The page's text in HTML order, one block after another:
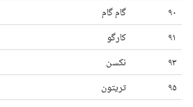
۹۰ گام گام
۹۱ کارگو
۹۳ نکسن
۹۵ تریتون